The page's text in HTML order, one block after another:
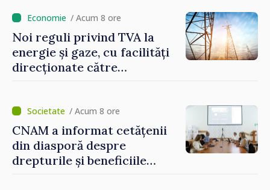
/ Acum 8 ore
Noi reguli privind TVA la
energie și gaze, cu facilități
direcționate către
/ Acum 8 ore
CNAM a informat cetățenii
din diasporă despre
drepturile și beneficiile